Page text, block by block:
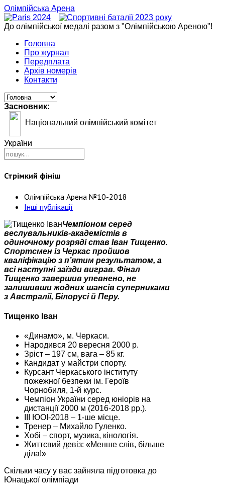
Олімпійська Арена
До олімпійської медалі разом з "Олімпійською Ареною"!
Головна
Про журнал
Передплата
Архів номерів
Контакти
Засновник:
Національний олімпійський комітет
України
Стрімкий фініш
Олімпійська Арена №10-2018
Інші публікації
Чемпіоном серед
веслувальників-академістів в
одиночному розряді став Іван Тищенко.
Спортсмен із Черкас пройшов
кваліфікацію з п’ятим результатом, а
всі наступні заїзди виграв. Фінал
Тищенко завершив упевнено, не
залишивши жодних шансів суперниками
з Австралії, Білорусі й Перу.
Тищенко Іван
«Динамо», м. Черкаси.
Народився 20 вересня 2000 р.
Зріст – 197 см, вага – 85 кг.
Кандидат у майстри спорту.
Курсант Черкаського інституту
пожежної безпеки ім. Героїв
Чорнобиля, 1-й курс.
Чемпіон України серед юніорів на
дистанції 2000 м (2016-2018 рр.).
III ЮОI-2018 – 1-ше місце.
Тренер – Михайло Гуленко.
Хобі – спорт, музика, кінологія.
Життєвий девіз: «Менше слів, більше
діла!»
Скільки часу у вас зайняла підготовка до
Юнацької олімпіади